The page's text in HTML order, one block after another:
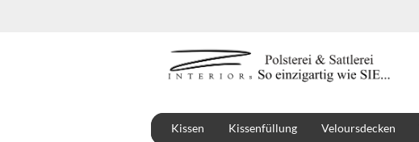
Kissen Kissenfüllung Veloursdecken